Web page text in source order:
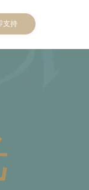
支持